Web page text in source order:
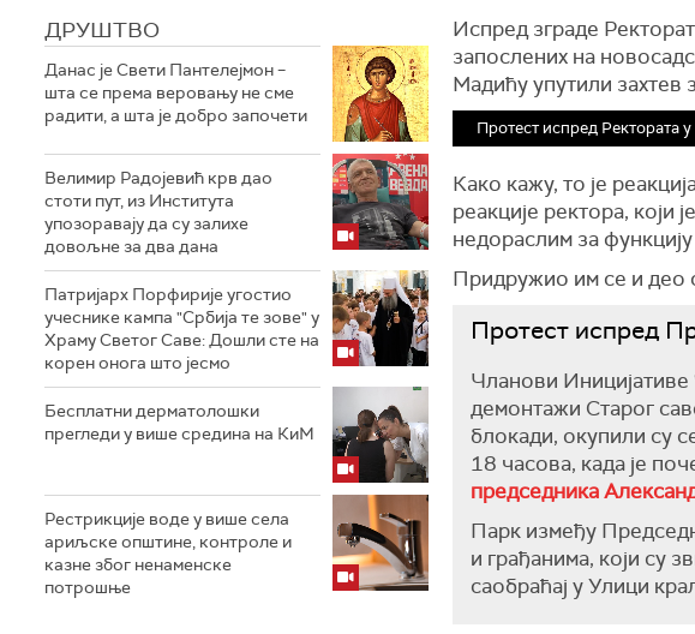
ДРУШТВО
Данас је Свети Пантелејмон –
шта се према веровању не сме
радити, а шта је добро започети
Велимир Радојевић крв дао
стоти пут, из Института
упозоравају да су залихе
довољне за два дана
Патријарх Порфирије угостио
учеснике кампа "Србија те зове" у
Храму Светог Саве: Дошли сте на
корен онога што јесмо
Бесплатни дерматолошки
прегледи у више средина на КиМ
Рестрикције воде у више села
ариљске општине, контроле и
казне због ненаменске
потрошње
Испред зграде
запослених на
Мадићу упутили захтев
Протест испред Ректората
Како кажу, то је
реакције ректора, који
недораслим за
Придружио им се и део
Протест испред
Чланови Иницијативе
демонтажи Старог
блокади, окупили су
18 часова, када је
председника
Парк између
и грађанима, који су
саобраћај у Улици